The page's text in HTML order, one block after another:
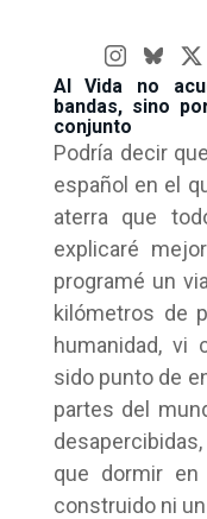
Al Vida no
bandas, sino
conjunto
Podría decir
español en el
aterra que
explicaré
programé un
kilómetros de
humanidad, vi
sido punto de
partes del
que dormir en
construido ni